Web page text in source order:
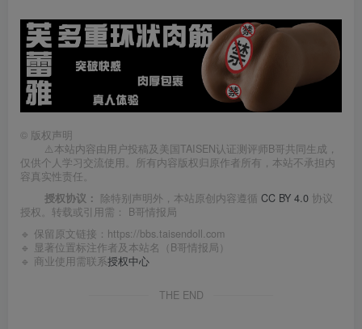
© 版权声明
⚠️本站内容由用户投稿及美国TAISEN认证测评师B哥共同生成，
仅供个人学习交流使用。所有内容版权归原作者所有，本站不承担内
容真实性责任。
授权协议： 除特别声明外，本站原创内容遵循 CC BY 4.0 协议
授权。转载或引用需： B哥情报局
🔹 保留原文链接： https://bbs.taisendoll.com
🔹 显著位置标注作者及本站名（B哥情报局）
🔹 商业使用需联系授权中心
THE END